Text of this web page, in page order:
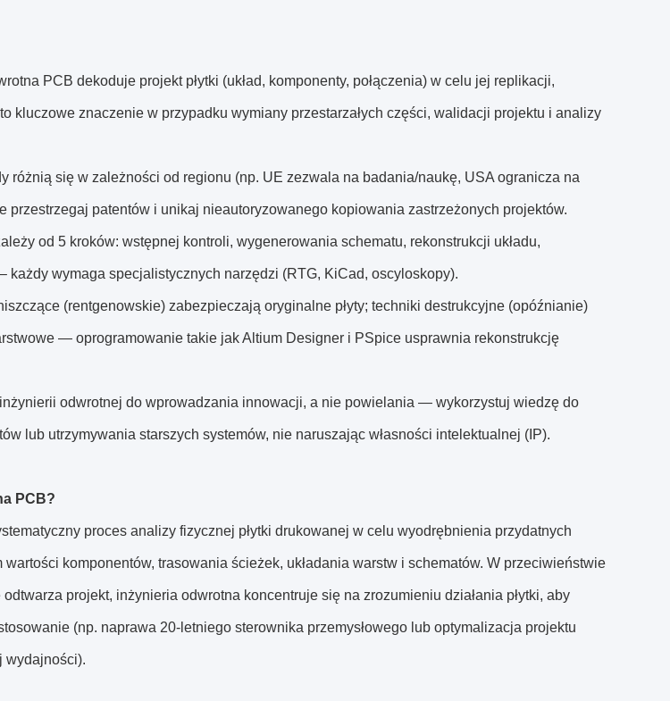
PCB dekoduje projekt płytki (układ, komponenty, połączenia) w celu jej replikacji,
kluczowe znaczenie w przypadku wymiany przestarzałych części, walidacji projektu i analizy
różnią się w zależności od regionu (np. UE zezwala na badania/naukę, USA ogranicza na
przestrzegaj patentów i unikaj nieautoryzowanego kopiowania zastrzeżonych projektów.
od 5 kroków: wstępnej kontroli, wygenerowania schematu, rekonstrukcji układu,
każdy wymaga specjalistycznych narzędzi (RTG, KiCad, oscyloskopy).
(rentgenowskie) zabezpieczają oryginalne płyty; techniki destrukcyjne (opóźnianie)
— oprogramowanie takie jak Altium Designer i PSpice usprawnia rekonstrukcję
odwrotnej do wprowadzania innowacji, a nie powielania — wykorzystuj wiedzę do
lub utrzymywania starszych systemów, nie naruszając własności intelektualnej (IP).
PCB?
proces analizy fizycznej płytki drukowanej w celu wyodrębnienia przydatnych
komponentów, trasowania ścieżek, układania warstw i schematów. W przeciwieństwie
projekt, inżynieria odwrotna koncentruje się na zrozumieniu działania płytki, aby
(np. naprawa 20-letniego sterownika przemysłowego lub optymalizacja projektu
wydajności).